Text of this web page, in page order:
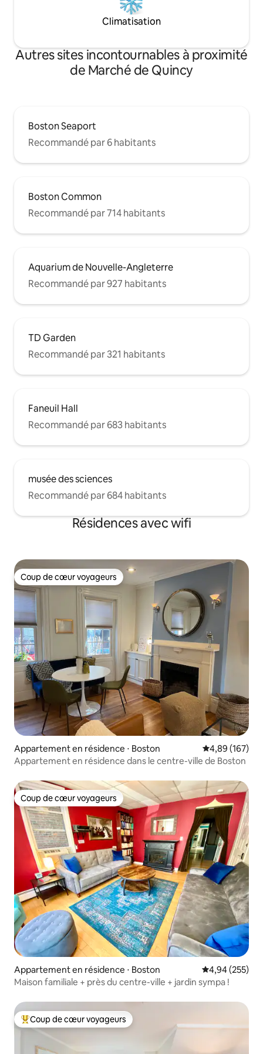
Climatisation
Autres sites incontournables à proximité
de Marché de Quincy
Boston Seaport
Recommandé par 6 habitants
Boston Common
Recommandé par 714 habitants
Aquarium de Nouvelle-Angleterre
Recommandé par 927 habitants
TD Garden
Recommandé par 321 habitants
Faneuil Hall
Recommandé par 683 habitants
musée des sciences
Recommandé par 684 habitants
Résidences avec wifi
Coup de cœur voyageurs
Coup de cœur voyageurs
Appartement en résidence ⋅ Boston Évaluation
4,89 (167)
Appartement en résidence dans le centre-ville de Boston
Coup de cœur voyageurs
Coup de cœur voyageurs
Appartement en résidence ⋅ Boston Évaluation
4,94 (255)
Maison familiale + près du centre-ville + jardin sympa !
Coups de cœur voyageurs les plus appréciés
Coup de cœur voyageurs